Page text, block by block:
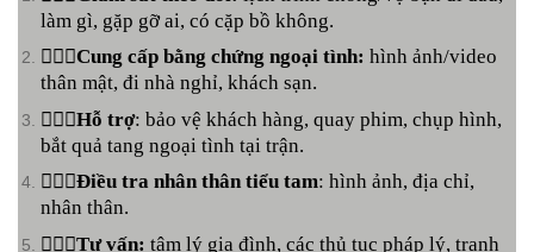
làm gì, gặp gỡ ai, có cặp bồ không.
🕵🏻‍♂️Cung cấp bằng chứng ngoại tình: hình ảnh/video
thân mật, đi nhà nghỉ, khách sạn.
🕵🏻‍♂️Hỗ trợ: bảo vệ khách hàng, quay phim, chụp hình,
bắt quả tang ngoại tình tại trận.
🕵🏻‍♂️Điều tra nhân thân tiểu tam: hình ảnh, địa chỉ,
nhân thân.
🕵🏻‍♂️Tư vấn: tâm lý gia đình, các thủ tục pháp lý, tranh